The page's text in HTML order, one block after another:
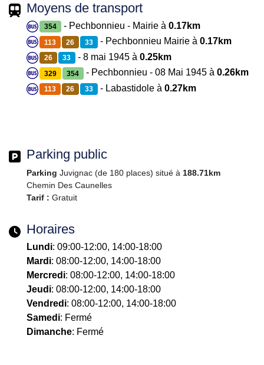
Moyens de transport
354 - Pechbonnieu - Mairie à 0.17km
113 26 33 - Pechbonnieu Mairie à 0.17km
26 33 - 8 mai 1945 à0.25km
329 354 - Pechbonnieu - 08 Mai 1945 à0.26km
113 26 33 - Labastidole à 0.27km
Parking public
Parking Juvignac (de 180 places) situé à 188.71km
Chemin Des Caunelles
Tarif : Gratuit
Horaires
Lundi: 09:00-12:00, 14:00-18:00
Mardi: 08:00-12:00, 14:00-18:00
Mercredi: 08:00-12:00, 14:00-18:00
Jeudi: 08:00-12:00, 14:00-18:00
Vendredi: 08:00-12:00, 14:00-18:00
Samedi: Fermé
Dimanche: Fermé